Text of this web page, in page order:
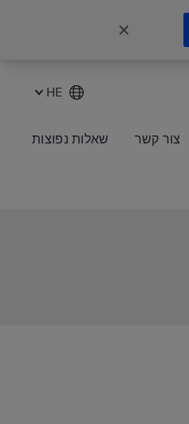
✕
HE
צור קשר שאלות נפוצות